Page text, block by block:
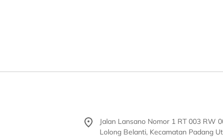
Jalan Lansano Nomor 1 RT 003 RW
Lolong Belanti, Kecamatan Padang